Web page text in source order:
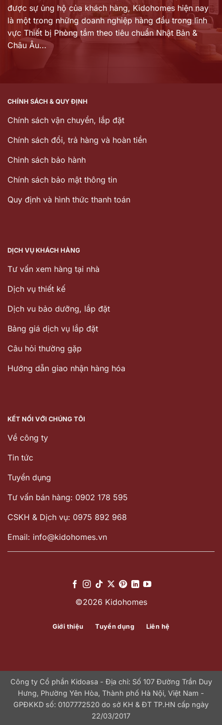
được sự ủng hộ của khách hàng, Kidohomes hiện nay
là một trong những doanh nghiệp hàng đầu trong lĩnh
vực Thiết bị Phòng tắm theo tiêu chuẩn Nhật Bản &
Châu Âu...
CHÍNH SÁCH & QUY ĐỊNH
Chính sách vận chuyển, lắp đặt
Chính sách đổi, trả hàng và hoàn tiền
Chinh sách bảo hành
Chính sách bảo mật thông tin
Quy định và hình thức thanh toán
DỊCH VỤ KHÁCH HÀNG
Tư vấn xem hàng tại nhà
Dịch vụ thiết kế
Dịch vu bảo dưỡng, lắp đặt
Bảng giá dịch vụ lắp đặt
Câu hỏi thường gặp
Hướng dẫn giao nhận hàng hóa
KẾT NỐI VỚI CHÚNG TÔI
Về công ty
Tin tức
Tuyển dụng
Tư vấn bán hàng: 0902 178 595
CSKH & Dịch vụ: 0975 892 968
Email: info@kidohomes.vn
©2026 Kidohomes
Giới thiệu Tuyển dụng Liên hệ
Công ty Cổ phần Kidoasa - Địa chỉ: Số 107 Đường Trần Duy
Hưng, Phường Yên Hòa, Thành phố Hà Nội, Việt Nam -
GPĐKKD số: 0107772520 do sở KH & ĐT TP.HN cấp ngày
22/03/2017